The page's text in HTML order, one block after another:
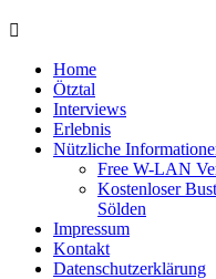
Home
Ötztal
Interviews
Erlebnis
Nützliche
Free W-LAN
Kostenloser
Sölden
Impressum
Kontakt
Datenschutzerklärung